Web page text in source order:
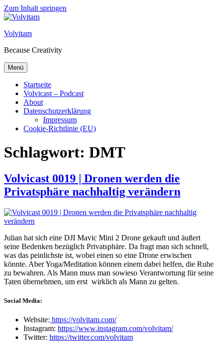
Zum Inhalt springen
Volvitam
Because Creativity
Menü
Startseite
Volvicast – Podcast
About
Datenschutzerklärung
Impressum
Cookie-Richtlinie (EU)
Schlagwort: DMT
Volvicast 0019 | Dronen werden die
Privatsphäre nachhaltig verändern
Julian hat sich eine DJI Mavic Mini 2 Drone gekauft und äußert
seine Bedenken bezüglich Privatsphäre. Da fragt man sich schnell,
was das peinlichste ist, wobei einen so eine Drone erwischen
könnte. Aber Yoga/Meditation können einem dabei helfen, die Ruhe
zu bewahren. Als Mann muss man sowieso Verantwortung für seine
Taten übernehmen, um erst wirklich als Mann zu gelten.
Social Media:
Website: https://volvitam.com/
Instagram: https://www.instagram.com/volvitam/
Twitter: https://twitter.com/volvitam